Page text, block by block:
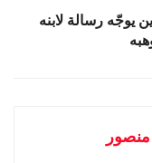
رسالة لابنه